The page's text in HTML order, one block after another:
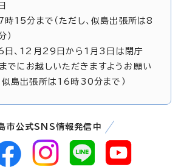
15分まで（ただし、似島出張所は8
6日、12月29日から1月3日は閉庁
でにお越しいただきますようお願い
、似島出張所は16時30分まで）
市公式SNS情報発信中